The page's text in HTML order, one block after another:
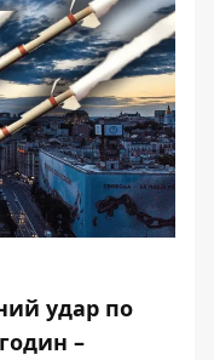
удар по
–